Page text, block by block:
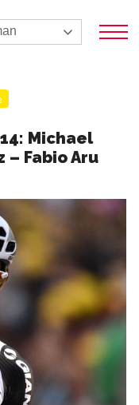
Michael
Fabio Aru